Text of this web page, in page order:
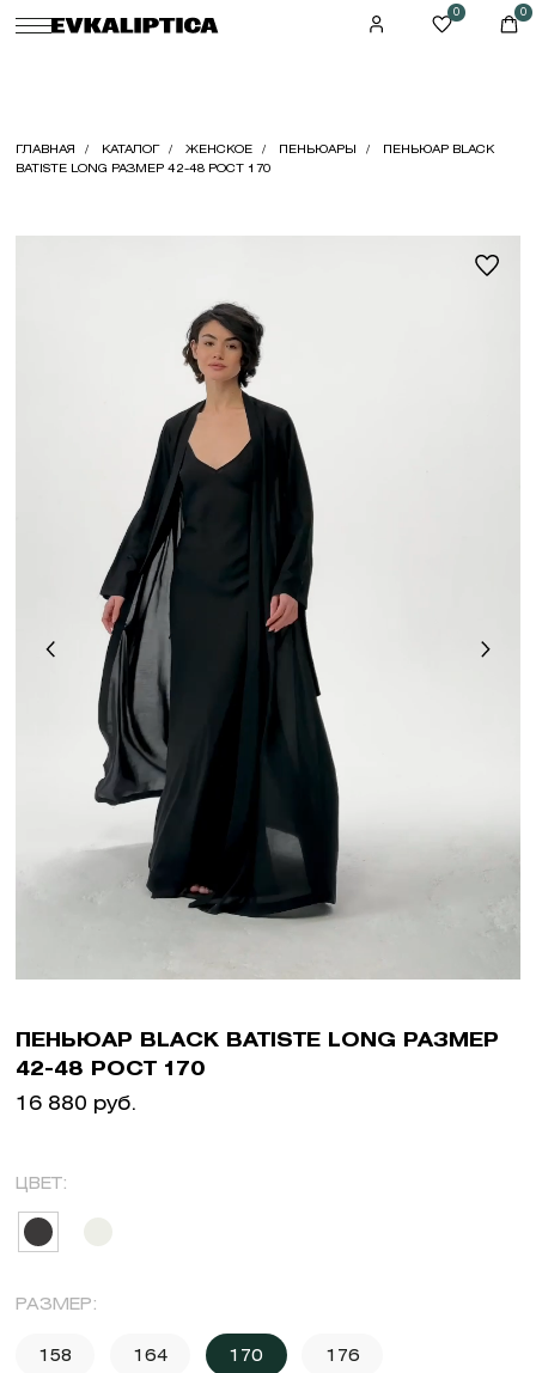
0 0
ГЛАВНАЯ КАТАЛОГ ЖЕНСКОЕ ПЕНЬЮАРЫ
ПЕНЬЮАР BLACK
BATISTE LONG РАЗМЕР 42-48 РОСТ 170
ПЕНЬЮАР BLACK BATISTE LONG РАЗМЕР
42-48 РОСТ 170
16 880 руб.
ЦВЕТ:
РАЗМЕР:
158 164 170 176